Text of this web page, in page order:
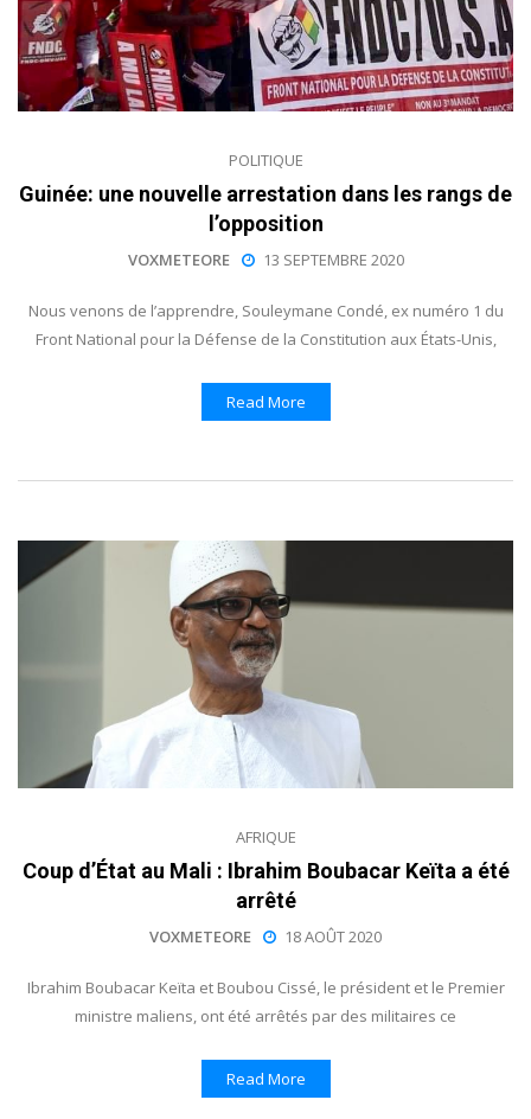
POLITIQUE
Guinée: une nouvelle arrestation dans les rangs de
l’opposition
VOXMETEORE 13 SEPTEMBRE 2020
Nous venons de l’apprendre, Souleymane Condé, ex numéro 1 du
Front National pour la Défense de la Constitution aux États-Unis,
Read More
AFRIQUE
Coup d’État au Mali : Ibrahim Boubacar Keïta a été
arrêté
VOXMETEORE 18 AOÛT 2020
Ibrahim Boubacar Keïta et Boubou Cissé, le président et le Premier
ministre maliens, ont été arrêtés par des militaires ce
Read More